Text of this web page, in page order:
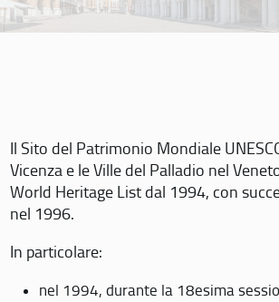
Il Sito del Patrimonio Mondiale
Vicenza e le Ville del Palladio nel
World Heritage List dal 1994, con
nel 1996.
In particolare:
nel 1994, durante la 18esima